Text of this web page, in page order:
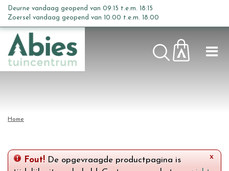
n
Home
Deurne vandaag geopend van 09:15 t.e.m. 18:15
Zoersel vandaag geopend van 10:00 t.e.m. 18:00
x
Fout! De opgevraagde productpagina is